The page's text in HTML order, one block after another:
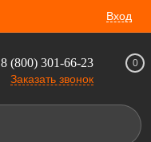
Вход
8 (800) 301-66-23
Заказать звонок
0